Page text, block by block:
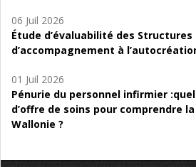
06 Juil 2026
Étude d’évaluabilité des Structures
d’accompagnement à
01 Juil 2026
Pénurie du personnel infirmier
d’offre de soins pour comprendre
Wallonie ?